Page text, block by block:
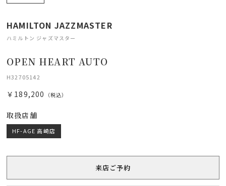
HAMILTON JAZZMASTER
ハミルトン ジャズマスター
OPEN HEART AUTO
H32705142
￥189,200 （税込）
取扱店舗
HF-AGE 高崎店
来店ご予約